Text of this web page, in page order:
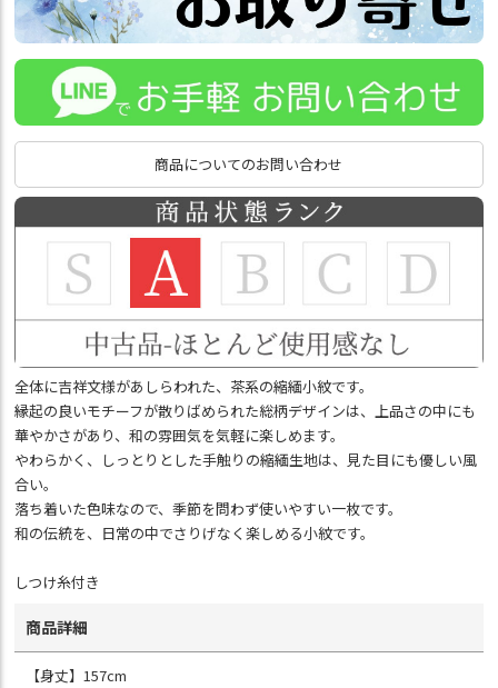
商品についてのお問い合わせ
全体に吉祥文様があしらわれた、茶系の縮緬小紋です。
縁起の良いモチーフが散りばめられた総柄デザインは、上品さの中にも
華やかさがあり、和の雰囲気を気軽に楽しめます。
やわらかく、しっとりとした手触りの縮緬生地は、見た目にも優しい風
合い。
落ち着いた色味なので、季節を問わず使いやすい一枚です。
和の伝統を、日常の中でさりげなく楽しめる小紋です。
しつけ糸付き
商品詳細
【身丈】157cm